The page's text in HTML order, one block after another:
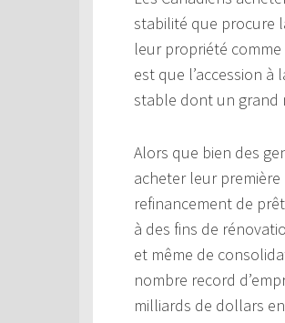
stabilité que procure
leur propriété comme
est que l’accession
stable dont un grand
Alors que bien des
acheter leur
refinancement de
à des fins de
et même de
nombre record
milliards de dollars